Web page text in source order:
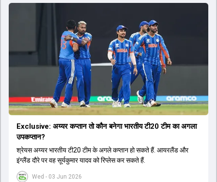
Wed - 03 Jun 2026
Exclusive: अय्यर कप्तान तो कौन बनेगा भारतीय टी20 टीम का अगला
उपकप्तान?
श्रेयस अय्यर भारतीय टी20 टीम के अगले कप्तान हो सकते हैं. आयरलैंड और
इंग्लैंड दौरे पर वह सूर्यकुमार यादव को रिप्लेस कर सकते हैं.